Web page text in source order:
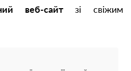
веб-сайтзі свіжим